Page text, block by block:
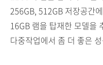
256GB, 512GB 저장공간
16GB 램을 탑재한 모델을
다중작업에서 좀 더 좋은